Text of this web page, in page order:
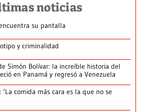
noticias
su pantalla​
y criminalidad
Simón Bolívar: la increíble historia del
en Panamá y regresó a Venezuela
‘La comida más cara es la que no se